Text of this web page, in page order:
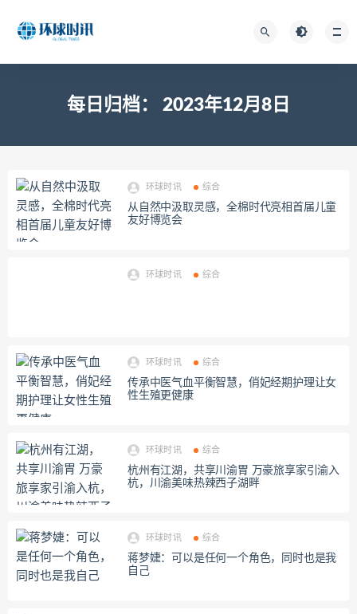
每日归档： 2023年12月8日
环球时讯 综合
从自然中汲取灵感，全棉时代亮相首届儿童
友好博览会
环球时讯 综合
环球时讯 综合
传承中医气血平衡智慧，俏妃经期护理让女
性生殖更健康
环球时讯 综合
杭州有江湖，共享川渝胃 万豪旅享家引渝入
杭，川渝美味热辣西子湖畔
环球时讯 综合
蒋梦婕：可以是任何一个角色，同时也是我
自己